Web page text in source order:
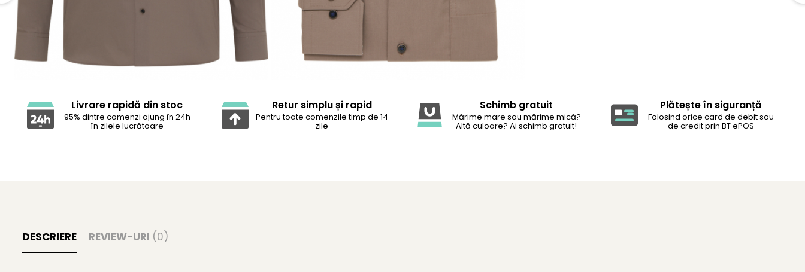
Livrare rapidă din stoc
95% dintre comenzi ajung în 24h
în zilele lucrătoare
Retur simplu și rapid
Pentru toate comenzile timp de 14
zile
Schimb gratuit
Mărime mare sau mărime mică?
Altă culoare? Ai schimb gratuit!
Plătește în siguranță
Folosind orice card de debit sau
de credit prin BT ePOS
DESCRIERE REVIEW-URI (0)